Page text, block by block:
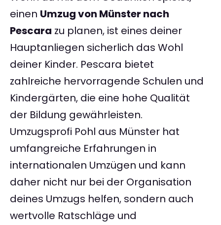
einen Umzug von Münster nach
Pescara zu planen, ist eines deiner
Hauptanliegen sicherlich das Wohl
deiner Kinder. Pescara bietet
zahlreiche hervorragende Schulen und
Kindergärten, die eine hohe Qualität
der Bildung gewährleisten.
Umzugsprofi Pohl aus Münster hat
umfangreiche Erfahrungen in
internationalen Umzügen und kann
daher nicht nur bei der Organisation
deines Umzugs helfen, sondern auch
wertvolle Ratschläge und